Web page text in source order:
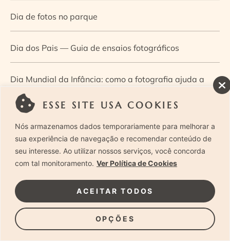
ESSE SITE USA COOKIES
Nós armazenamos dados temporariamente para melhorar a
sua experiência de navegação e recomendar conteúdo de
seu interesse. Ao utilizar nossos serviços, você concorda
com tal monitoramento. Ver Política de Cookies
OPÇÕES
ACEITAR TODOS
Dia de fotos no parque
Dia dos Pais — Guia de ensaios fotográficos
Dia Mundial da Infância: como a fotografia ajuda a
construir a memória e a identidade da criança
Diário de uma grávida e sua pequena
Dica de especialista: como otimizar o fluxo de trabalho
no ensaio newborn?
Dica de especialista: qual o melhor guia de poses para
fotografia newborn?